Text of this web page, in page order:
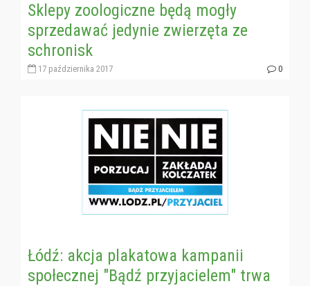
Sklepy zoologiczne będą mogły
sprzedawać jedynie zwierzęta ze
schronisk
17 października 2017 0
Łódź: akcja plakatowa kampanii
społecznej "Bądź przyjacielem" trwa